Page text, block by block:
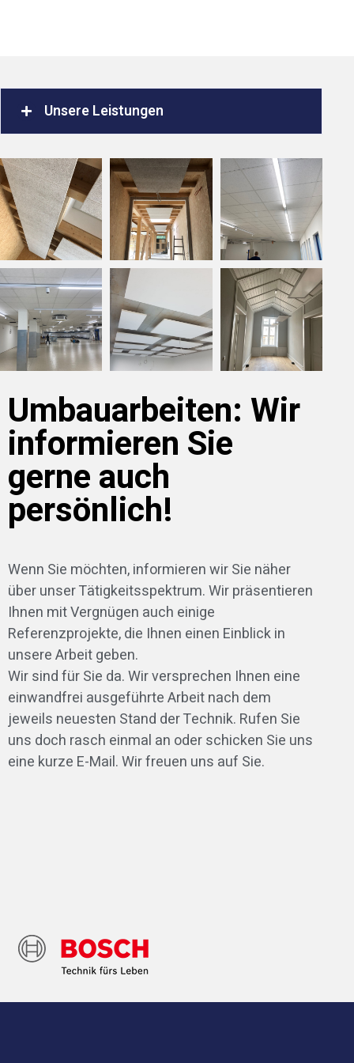
Unsere Leistungen
Umbauarbeiten: Wir
informieren Sie
gerne auch
persönlich!
Wenn Sie möchten, informieren wir Sie näher
über unser Tätigkeitsspektrum. Wir präsentieren
Ihnen mit Vergnügen auch einige
Referenzprojekte, die Ihnen einen Einblick in
unsere Arbeit geben.
Wir sind für Sie da. Wir versprechen Ihnen eine
einwandfrei ausgeführte Arbeit nach dem
jeweils neuesten Stand der Technik. Rufen Sie
uns doch rasch einmal an oder schicken Sie uns
eine kurze E-Mail. Wir freuen uns auf Sie.